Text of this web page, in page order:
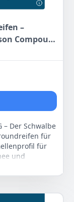
–
Compound
Bikes &
für Jede
– Der Schwalbe
für
für
und
mit